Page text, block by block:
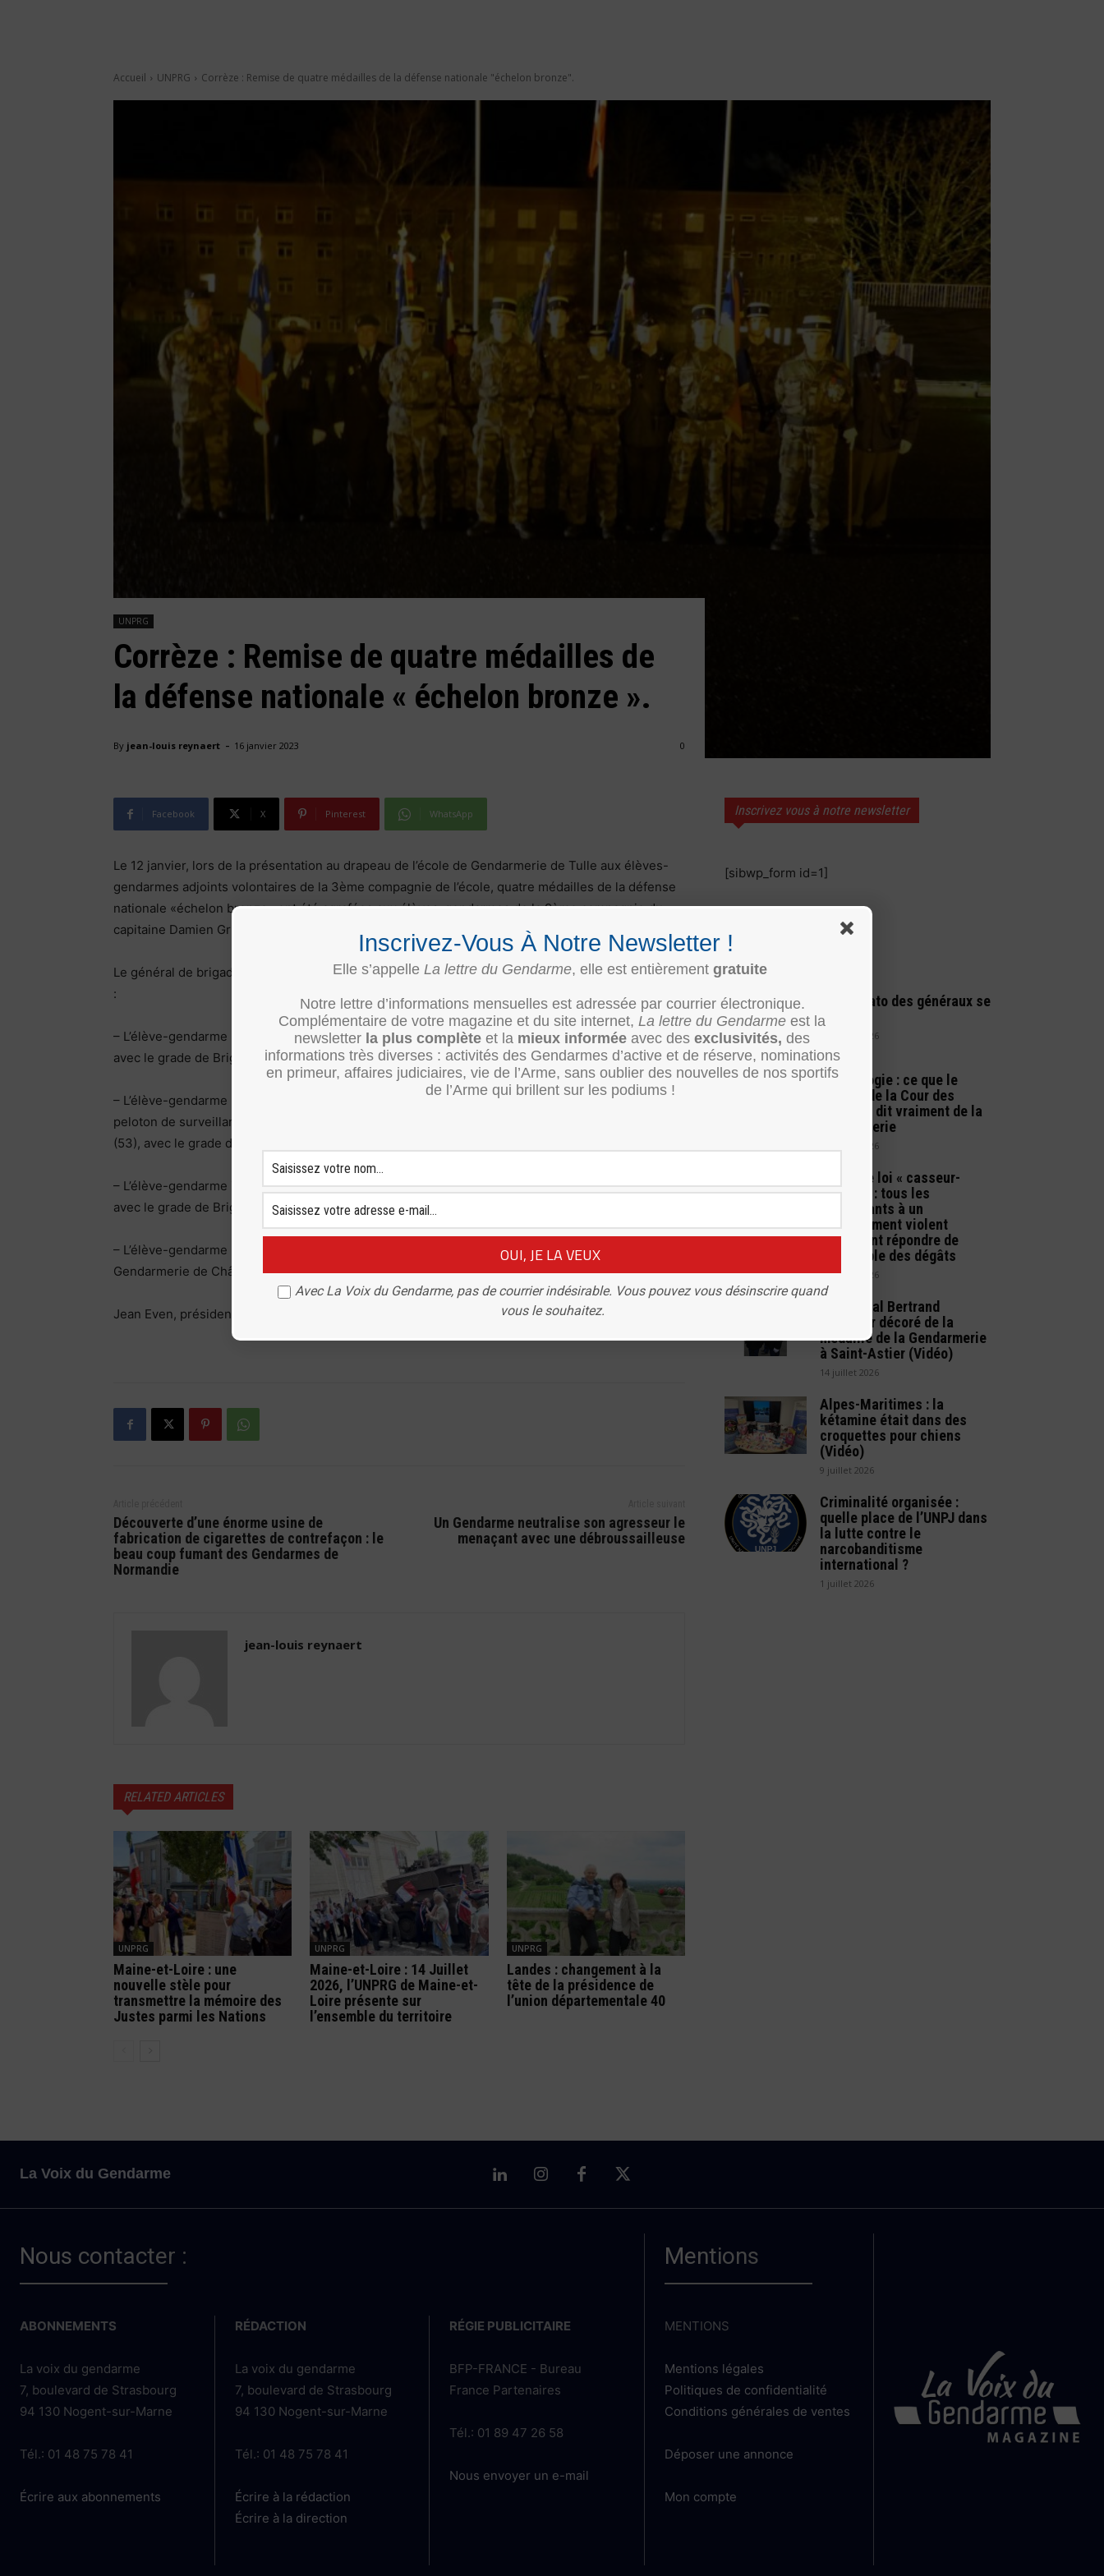
Accueil UNPRG Corrèze : Remise de quatre médailles de la défense nationale "échelon bronze".
UNPRG
Corrèze : Remise de quatre médailles de
la défense nationale « échelon bronze ».
By jean-louis reynaert - 16 janvier 2023 0
Facebook X Pinterest WhatsApp
Le 12 janvier, lors de la présentation au drapeau de l’école de Gendarmerie de Tulle aux élèves-
gendarmes adjoints volontaires de la 3ème compagnie de l’école, quatre médailles de la défense
nationale «échelon bronze» ont été agrafées aux élèves-gendarmes de la 9ème compagnie du
capitaine Damien Grimaud.
Le général de brigade Jean Gouvart, et le colonel Alain Gloanec ont décorés les militaires suivants
:
– L’élève-gendarme Lucas Chareyre, ayant servi à la Brigade de Proximité de Saint Vallier (26)
avec le grade de Brigadier-chef.
– L’élève-gendarme Léo Pannetier, ayant servi au Peloton Motocycliste de Laval (53), puis au
peloton de surveillance et d’intervention de la gendarmerie de Château-Gontier-sur-Mayenne
(53), avec le grade de Brigadier.
– L’élève-gendarme Zoé Prézelin, ayant servi à la Brigade de Proximité de Noyen sur Sarthe (72)
avec le grade de Brigadier-chef.
– L’élève-gendarme Pierre Solognat, ayant servi au Peloton de Surveillance et d’Intervention de la
Gendarmerie de Châteaurenard (13) avec le grade de Brigadier.
Jean Even, président UD 19.
Découverte d’une énorme usine de
fabrication de cigarettes de contrefaçon : le
beau coup fumant des Gendarmes de
Normandie
Un Gendarme neutralise son agresseur le
menaçant avec une débroussailleuse
jean-louis reynaert
RELATED ARTICLES
UNPRG
Maine-et-Loire : une
nouvelle stèle pour
transmettre la mémoire des
Justes parmi les Nations
UNPRG
Maine-et-Loire : 14 Juillet
2026, l’UNPRG de Maine-et-
Loire présente sur
l’ensemble du territoire
UNPRG
Landes : changement à la
tête de la présidence de
l’union départementale 40
Inscrivez vous à notre newsletter
[sibwp_form id=1]
Le mercato des généraux se
finalise
26 juillet 2026
Déontologie : ce que le
rapport de la Cour des
comptes dit vraiment de la
gendarmerie
25 juillet 2026
Projet de loi « casseur-
payeur » : tous les
participants à un
attroupement violent
pourraient répondre de
l’ensemble des dégâts
22 juillet 2026
Le général Bertrand
Cavallier décoré de la
médaille de la Gendarmerie
à Saint-Astier (Vidéo)
14 juillet 2026
Alpes-Maritimes : la
kétamine était dans des
croquettes pour chiens
(Vidéo)
9 juillet 2026
Criminalité organisée :
quelle place de l’UNPJ dans
la lutte contre le
narcobanditisme
international ?
1 juillet 2026
La Voix du Gendarme
Nous contacter :
ABONNEMENTS
La voix du gendarme
7, boulevard de Strasbourg
94 130 Nogent-sur-Marne
Tél.: 01 48 75 78 41
Écrire aux abonnements
RÉDACTION
La voix du gendarme
7, boulevard de Strasbourg
94 130 Nogent-sur-Marne
Tél.: 01 48 75 78 41
Écrire à la rédaction
Écrire à la direction
RÉGIE PUBLICITAIRE
BFP-FRANCE - Bureau
France Partenaires
Tél.: 01 89 47 26 58
Nous envoyer un e-mail
Mentions
MENTIONS
Mentions légales
Politiques de confidentialité
Conditions générales de ventes
Déposer une annonce
Mon compte
Inscrivez-Vous À Notre Newsletter !
Elle s’appelle La lettre du Gendarme, elle est entièrement gratuite
Notre lettre d’informations mensuelles est adressée par courrier électronique.
Complémentaire de votre magazine et du site internet, La lettre du Gendarme est la
newsletter la plus complète et la mieux informée avec des exclusivités, des
informations très diverses : activités des Gendarmes d’active et de réserve, nominations
en primeur, affaires judiciaires, vie de l’Arme, sans oublier des nouvelles de nos sportifs
de l’Arme qui brillent sur les podiums !
Avec La Voix du Gendarme, pas de courrier indésirable. Vous pouvez vous désinscrire quand
vous le souhaitez.